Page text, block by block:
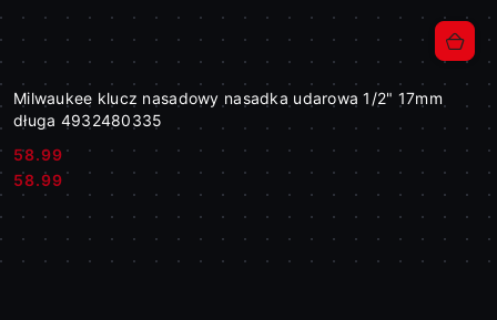
Milwaukee klucz nasadowy nasadka udarowa 1/2" 17mm
długa 4932480335
Cena:
58.99
Cena:
58.99